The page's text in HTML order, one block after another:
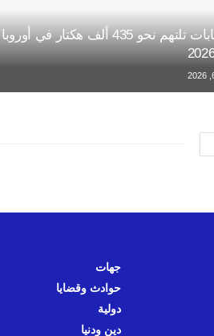
حرائق الغابات تلتهم نحو 435 ألف هكتار في أوروبا
جهات
حوادث وقضايا
دولية
دين ودنيا